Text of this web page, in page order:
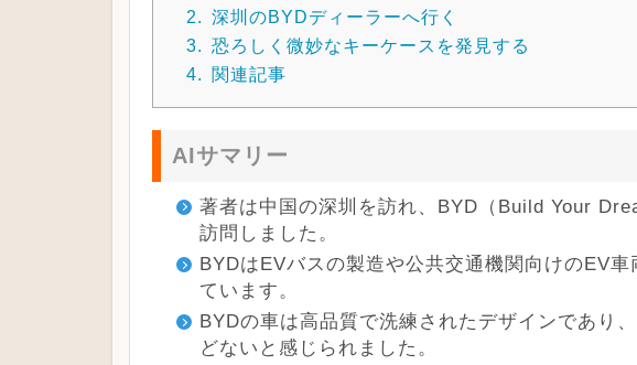
2. 深圳のBYDディーラーへ行く
3. 恐ろしく微妙なキーケースを発見する
4.
関連記事
AIサマリー
著者は中国の深圳を訪れ、BYD（Build Your
訪問しました。
BYDはEVバスの製造や公共交通機関向けのEV
ています。
BYDの車は高品質で洗練されたデザインであり
どないと感じられました。